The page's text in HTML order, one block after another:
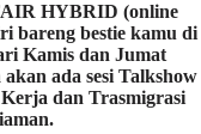
HYBRID (online
bareng bestie kamu di
Kamis dan Jumat
ada sesi Talkshow
dan Trasmigrasi